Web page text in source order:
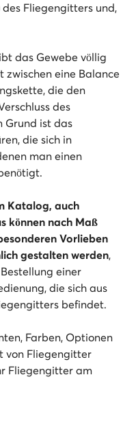
Fliegengitters und,
das Gewebe völlig
eine Balance
die den
des
Grund ist das
die sich in
man einen
Katalog, auch
können nach Maß
Vorlieben
gestalten werden,
einer
die sich aus
befindet.
Farben, Optionen
von Fliegengitter
Fliegengitter am